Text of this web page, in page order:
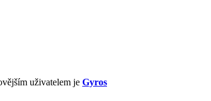
uživatelem je Gyros